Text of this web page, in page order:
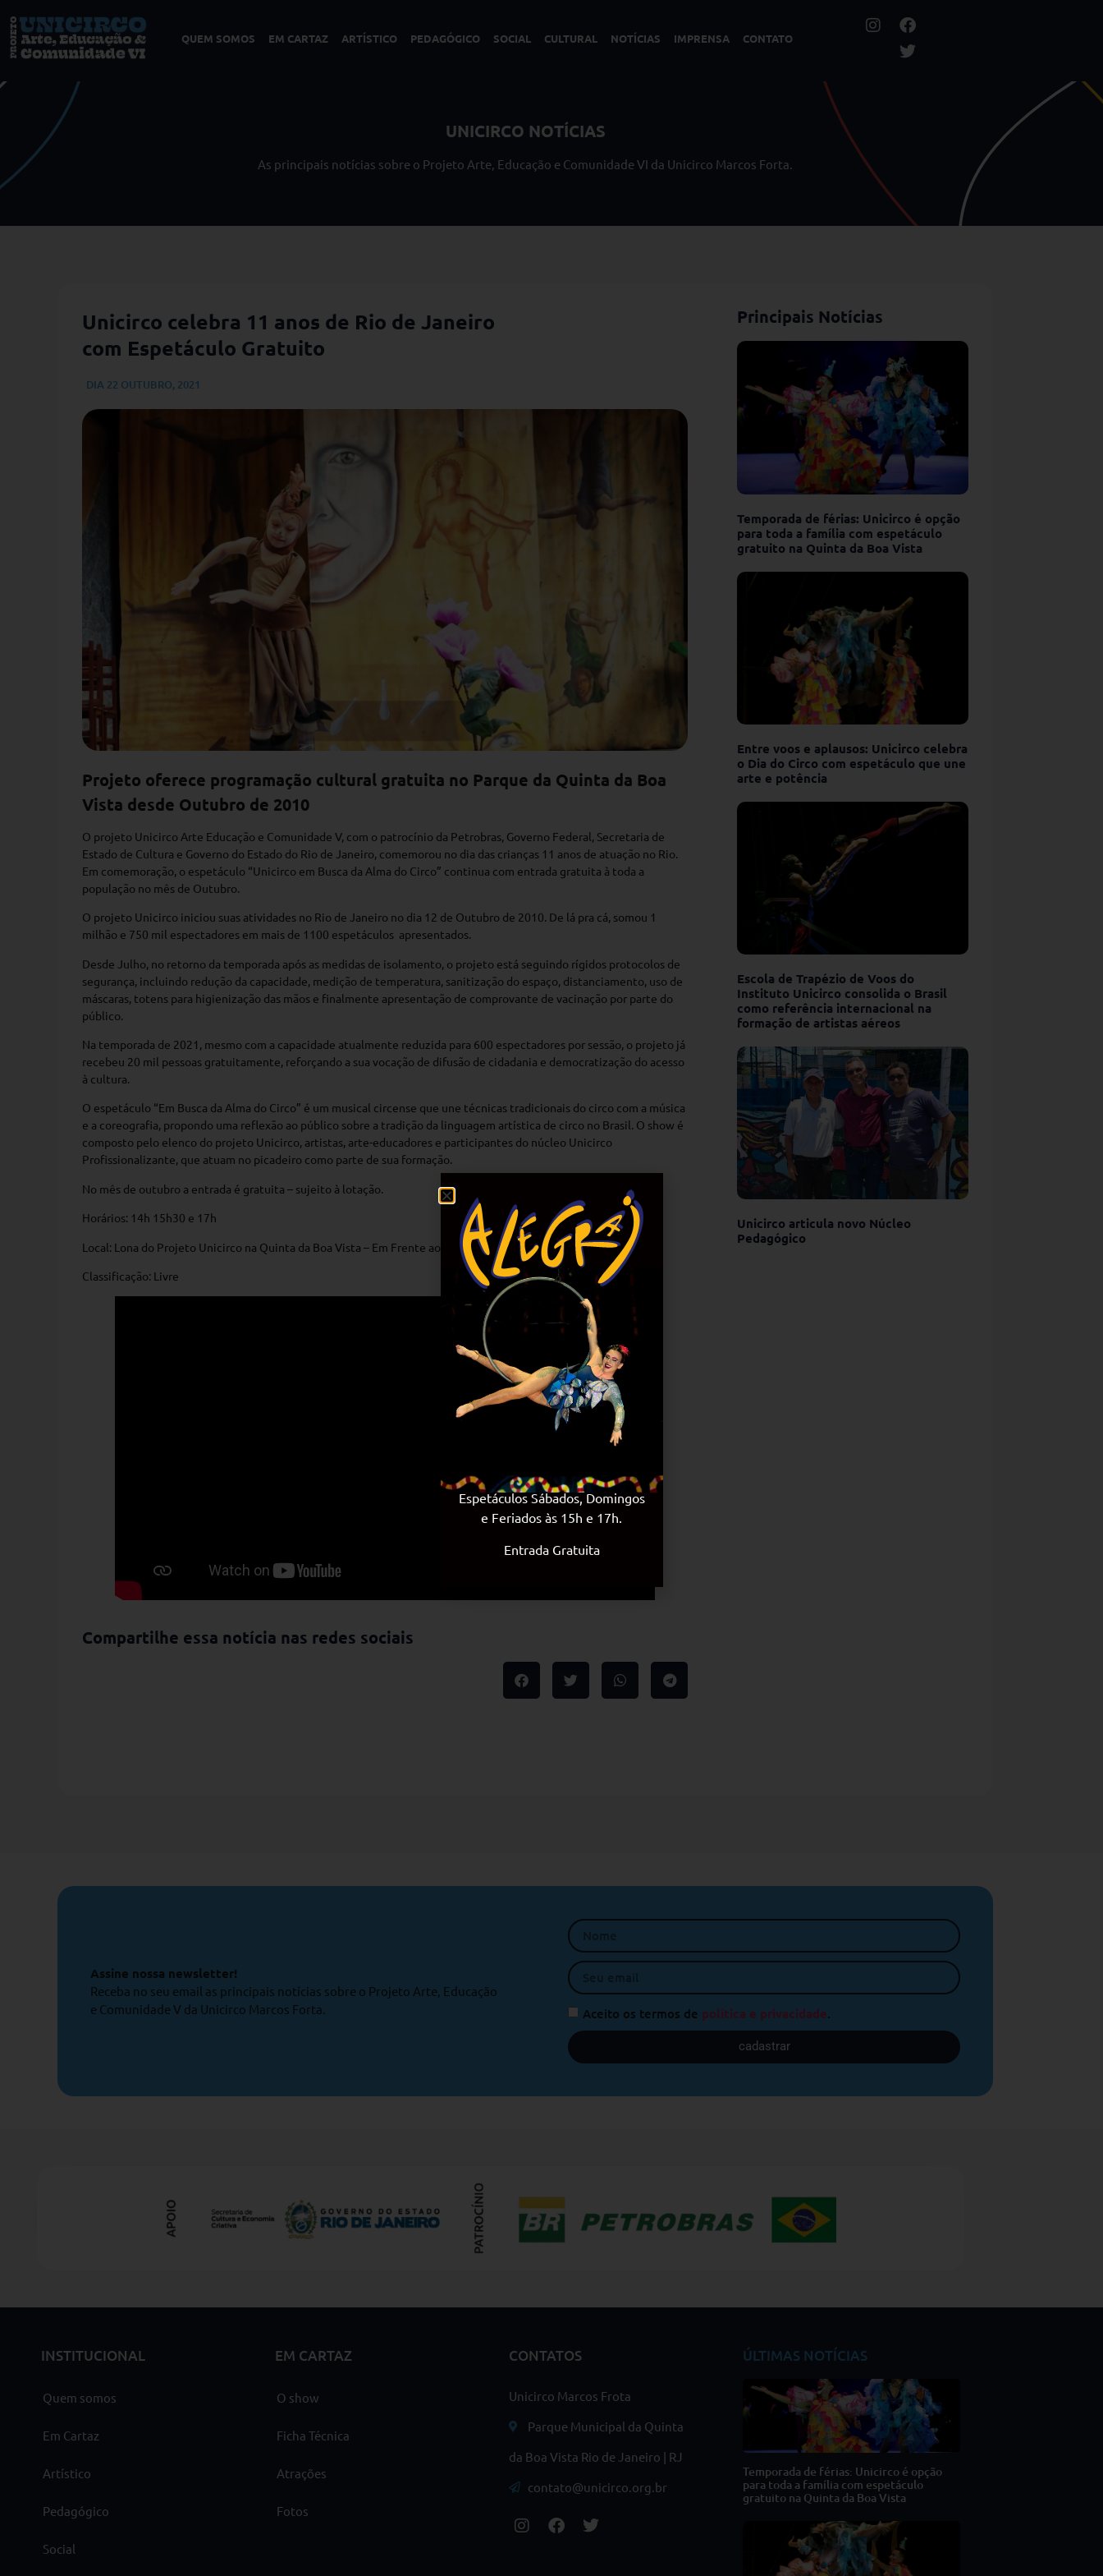
QUEM SOMOS EM CARTAZ ARTÍSTICO PEDAGÓGICO SOCIAL CULTURAL NOTÍCIAS IMPRENSA CONTATO
UNICIRCO NOTÍCIAS
As principais notícias sobre o Projeto Arte, Educação e Comunidade VI da Unicirco Marcos Forta.
Unicirco celebra 11 anos de Rio de Janeiro
com Espetáculo Gratuito
DIA 22 OUTUBRO, 2021
Projeto oferece programação cultural gratuita no Parque da Quinta da Boa
Vista desde Outubro de 2010
O projeto Unicirco Arte Educação e Comunidade V, com o patrocínio da Petrobras, Governo Federal, Secretaria de
Estado de Cultura e Governo do Estado do Rio de Janeiro, comemorou no dia das crianças 11 anos de atuação no Rio.
Em comemoração, o espetáculo “Unicirco em Busca da Alma do Circo” continua com entrada gratuita à toda a
população no mês de Outubro.
O projeto Unicirco iniciou suas atividades no Rio de Janeiro no dia 12 de Outubro de 2010. De lá pra cá, somou 1
milhão e 750 mil espectadores em mais de 1100 espetáculos apresentados.
Desde Julho, no retorno da temporada após as medidas de isolamento, o projeto está seguindo rígidos protocolos de
segurança, incluindo redução da capacidade, medição de temperatura, sanitização do espaço, distanciamento, uso de
máscaras, totens para higienização das mãos e finalmente apresentação de comprovante de vacinação por parte do
público.
Na temporada de 2021, mesmo com a capacidade atualmente reduzida para 600 espectadores por sessão, o projeto já
recebeu 20 mil pessoas gratuitamente, reforçando a sua vocação de difusão de cidadania e democratização do acesso
à cultura.
O espetáculo “Em Busca da Alma do Circo” é um musical circense que une técnicas tradicionais do circo com a música
e a coreografia, propondo uma reflexão ao público sobre a tradição da linguagem artística de circo no Brasil. O show é
composto pelo elenco do projeto Unicirco, artistas, arte-educadores e participantes do núcleo Unicirco
Profissionalizante, que atuam no picadeiro como parte de sua formação.
No mês de outubro a entrada é gratuita – sujeito à lotação.
Horários: 14h 15h30 e 17h
Local: Lona do Projeto Unicirco na Quinta da Boa Vista – Em Frente ao BioParque
Classificação: Livre
Compartilhe essa notícia nas redes sociais
Principais Notícias
Temporada de férias: Unicirco é opção
para toda a família com espetáculo
gratuito na Quinta da Boa Vista
Entre voos e aplausos: Unicirco celebra
o Dia do Circo com espetáculo que une
arte e potência
Escola de Trapézio de Voos do
Instituto Unicirco consolida o Brasil
como referência internacional na
formação de artistas aéreos
Unicirco articula novo Núcleo
Pedagógico
Assine nossa newsletter!
Receba no seu email as principais notícias sobre o Projeto Arte, Educação
e Comunidade V da Unicirco Marcos Forta.
Aceito os termos de política e privacidade.
cadastrar
INSTITUCIONAL
Quem somos
Em Cartaz
Artístico
Pedagógico
Social
EM CARTAZ
O show
Ficha Técnica
Atrações
Fotos
CONTATOS
Unicirco Marcos Frota
Parque Municipal da Quinta
da Boa Vista Rio de Janeiro | RJ
contato@unicirco.org.br
ÚLTIMAS NOTÍCIAS
Temporada de férias: Unicirco é opção
para toda a família com espetáculo
gratuito na Quinta da Boa Vista
Espetáculos Sábados, Domingos
e Feriados às 15h e 17h.
Entrada Gratuita